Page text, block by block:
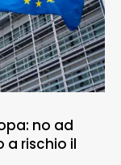
no ad
rischio il